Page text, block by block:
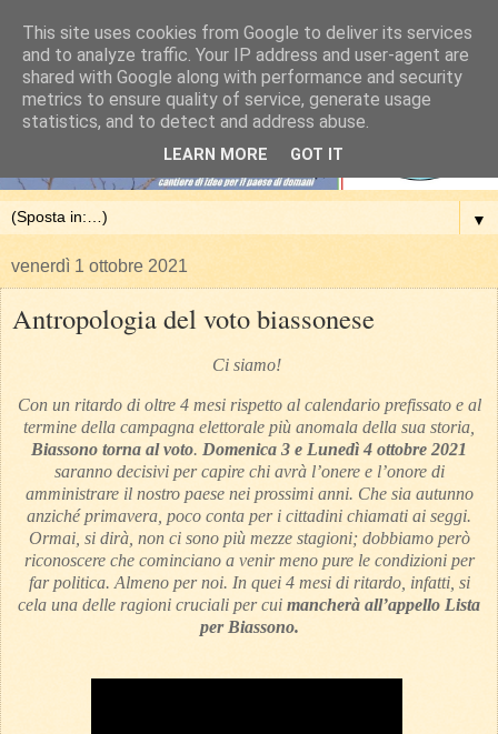
▼
venerdì 1 ottobre 2021
Antropologia del voto biassonese
Ci siamo!
Con un ritardo di oltre 4 mesi rispetto al calendario prefissato e al
termine della campagna elettorale più anomala della sua storia,
Biassono torna al voto. Domenica 3 e Lunedì 4 ottobre 2021
saranno decisivi per capire chi avrà l’onere e l’onore di
amministrare il nostro paese nei prossimi anni. Che sia autunno
anziché primavera, poco conta per i cittadini chiamati ai seggi.
Ormai, si dirà, non ci sono più mezze stagioni; dobbiamo però
riconoscere che cominciano a venir meno pure le condizioni per
far politica. Almeno per noi. In quei 4 mesi di ritardo, infatti, si
cela una delle ragioni cruciali per cui mancherà all’appello Lista
per Biassono.
This site uses cookies from Google to deliver its services
and to analyze traffic. Your IP address and user-agent are
shared with Google along with performance and security
metrics to ensure quality of service, generate usage
statistics, and to detect and address abuse.
LEARN MORE GOT IT